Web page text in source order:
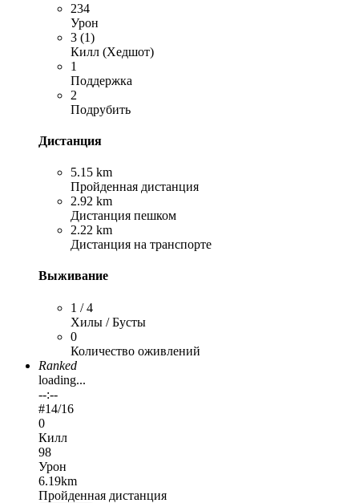
234
Урон
3 (1)
Килл (Хедшот)
1
Поддержка
2
Подрубить
Дистанция
5.15 km
Пройденная дистанция
2.92 km
Дистанция пешком
2.22 km
Дистанция на транспорте
Выживание
1 / 4
Хилы / Бусты
0
Количество оживлений
Ranked
loading...
--:--
#14/16
0
Килл
98
Урон
6.19km
Пройденная дистанция